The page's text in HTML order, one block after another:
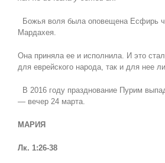
Божья воля была оповещена Есфирь
Мардахея.
Она приняла ее и исполнила. И это
для еврейского народа, так и для нее
В 2016 году празднование Пурим
— вечер 24 марта.
МАРИЯ
Лк. 1:26-38